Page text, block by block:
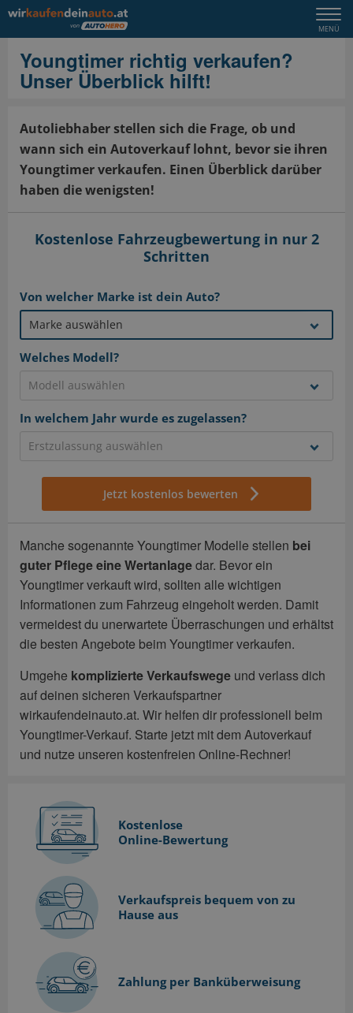
MENÜ
Youngtimer richtig verkaufen?
Unser Überblick hilft!
Autoliebhaber stellen sich die Frage, ob und
wann sich ein Autoverkauf lohnt, bevor sie ihren
Youngtimer verkaufen. Einen Überblick darüber
haben die wenigsten!
Kostenlose Fahrzeugbewertung in nur 2
Schritten
Von welcher Marke ist dein Auto?
Welches Modell?
In welchem Jahr wurde es zugelassen?
Jetzt kostenlos bewerten
Manche sogenannte Youngtimer Modelle stellen bei
guter Pflege eine Wertanlagedar. Bevor ein
Youngtimer verkauft wird, sollten alle wichtigen
Informationen zum Fahrzeug eingeholt werden. Damit
vermeidest du unerwartete Überraschungen und erhältst
die besten Angebote beim Youngtimer verkaufen.
Umgehe komplizierte Verkaufswege und verlass dich
auf deinen sicheren Verkaufspartner
wirkaufendeinauto.at. Wir helfen dir professionell beim
Youngtimer-Verkauf. Starte jetzt mit dem Autoverkauf
und nutze unseren kostenfreien Online-Rechner!
Kostenlose
Online-Bewertung
Verkaufspreis bequem von zu
Hause aus
Zahlung per Banküberweisung